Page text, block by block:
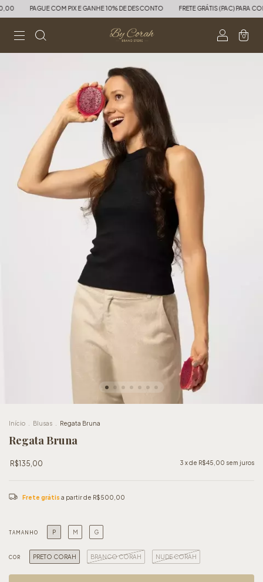
PAGUE COM PIX E GANHE 10% DE DESCONTO FRETE GRÁTIS (PAC) PARA
0
Início Blusas Regata Bruna
Regata Bruna
R$135,00 3 x de R$45,00 sem juros
Frete grátis a partir de R$500,00
TAMANHO P M G
COR PRETO CORAH BRANCO CORAH NUDE CORAH